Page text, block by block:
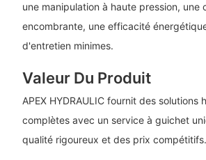
une manipulation à haute pression, une
encombrante, une efficacité
d'entretien minimes.
Valeur Du Produit
APEX HYDRAULIC fournit des solutions
complètes avec un service à guichet
qualité rigoureux et des prix compétitifs.